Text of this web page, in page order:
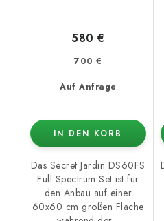
Auf Anfrage
580 €
700 €
IN DEN KORB
Das Secret Jardin DS60FS
Full Spectrum Set ist für
den Anbau auf einer
60x60 cm großen Fläche